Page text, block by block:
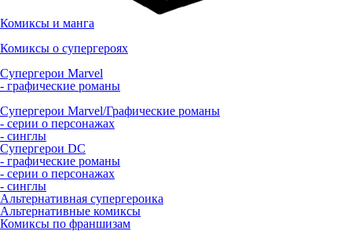
Комиксы и манга
Комиксы о супергероях
Супергерои Marvel
- графические романы
Супергерои Marvel/Графические романы
- серии о персонажах
- синглы
Супергерои DC
- графические романы
- серии о персонажах
- синглы
Альтернативная супергероика
Альтернативные комиксы
Комиксы по франшизам